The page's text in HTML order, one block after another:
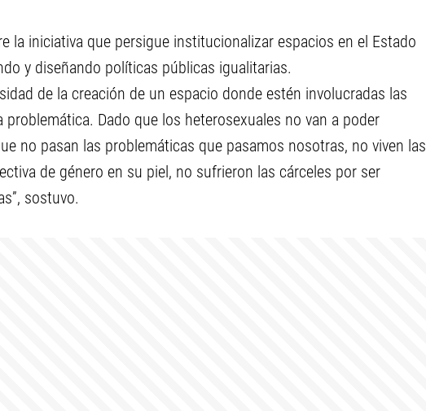
la iniciativa que persigue institucionalizar espacios en el Estado
y diseñando políticas públicas igualitarias.
de la creación de un espacio donde estén involucradas las
Dado que los heterosexuales no van a poder
no pasan las problemáticas que pasamos nosotras, no viven las
de género en su piel, no sufrieron las cárceles por ser
sostuvo.